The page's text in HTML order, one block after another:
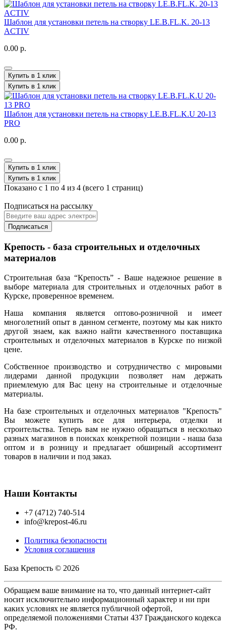
Шаблон для установки петель на створку LE.B.FL.K. 20-13
ACTIV
0.00 р.
Купить в 1 клик
Купить в 1 клик
Шаблон для установки петель на створку LE.B.FL.K.U 20-13
PRO
0.00 р.
Купить в 1 клик
Купить в 1 клик
Показано с 1 по 4 из 4 (всего 1 страниц)
Подписаться на рассылку
Подписаться
Крепость - база строительных и отделочных
материалов
Строительная база “Крепость” - Ваше надежное решение в
выборе материала для строительных и отделочных работ в
Курске, проверенное временем.
Наша компания является оптово-розничной и имеет
многолетний опыт в данном сегменте, поэтому мы как никто
другой знаем, как важно найти качественного поставщика
строительных и отделочных материалов в Курске по низкой
цене.
Собственное производство и сотрудничество с мировыми
лидерами данной продукции позволяет нам держать
приемлемую для Вас цену на строительные и отделочные
материалы.
На базе строительных и отделочных материалов "Крепость"
Вы можете купить все для интерьера, отделки и
строительства. Теперь вам не нужно обращаться в несколько
разных магазинов в поисках конкретной позиции - наша база
оптом и в розницу и предлагает обширный ассортимент
товаров в наличии и под заказ.
Наши Контакты
+7 (4712) 740-514
info@krepost-46.ru
Политика безопасности
Условия соглашения
База Крепость © 2026
Обращаем ваше внимание на то, что данный интернет-сайт
носит исключительно информационный характер и ни при
каких условиях не является публичной офертой,
определяемой положениями Статьи 437 Гражданского кодекса
РФ.